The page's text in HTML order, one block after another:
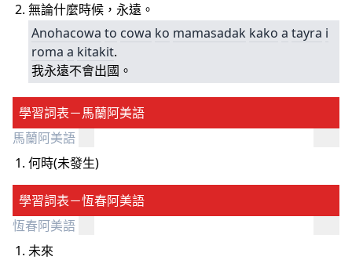
無論什麼時候，永遠。
Anohacowa to cowa ko mamasadak kako a tayra i
roma a kitakit.
我永遠不會出國。
學習詞表－馬蘭阿美語
馬蘭阿美語
何時(未發生)
學習詞表－恆春阿美語
恆春阿美語
未來